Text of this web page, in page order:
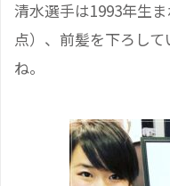
清水選手は1993年生
点）、前髪を下ろし
ね。